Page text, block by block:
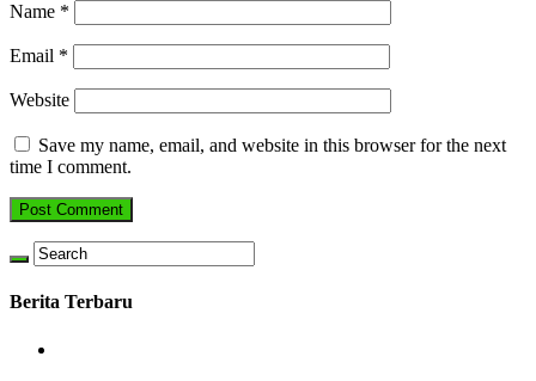
Name *
Email *
Website
Save my name, email, and website in this browser for the next
time I comment.
Berita Terbaru